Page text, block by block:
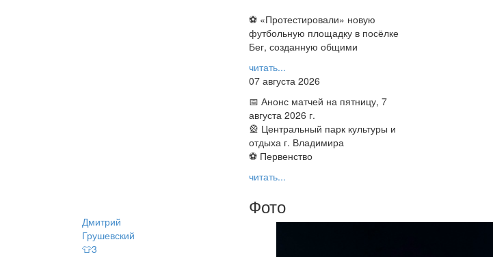
Дмитрий
Грушевский
👕3
⚽ ️«Протестировали» новую
футбольную площадку в посёлке
Бег, созданную общими
читать...
07 августа 2026
📅 Анонс матчей на пятницу, 7
августа 2026 г.
🎡 Центральный парк культуры и
отдыха г. Владимира
⚽ Первенство
читать...
Фото